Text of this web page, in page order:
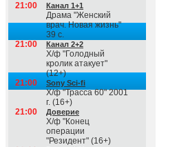
21:00 Канал 1+1
Драма "Женский
врач. Новая жизнь"
39 с.
21:00
Канал 2+2
Х/ф "Голодный
кролик атакует"
(12+)
21:00
Sony Sci-fi
Х/ф "Трасса 60" 2001
г. (16+)
21:00
Доверие
Х/ф "Конец
операции
"Резидент" (16+)